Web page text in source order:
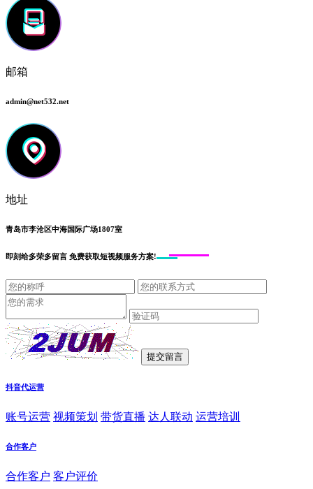
邮箱
admin@net532.net
地址
青岛市李沧区中海国际广场1807室
即刻给多荣多留言 免费获取短视频服务方案!
抖音代运营
账号运营 视频策划 带货直播 达人联动 运营培训
合作客户
合作客户 客户评价